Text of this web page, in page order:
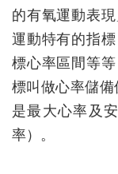
的有氧運動表
運動特有的指
標心率區間等
標叫做心率儲備
是最大心率及
率）。